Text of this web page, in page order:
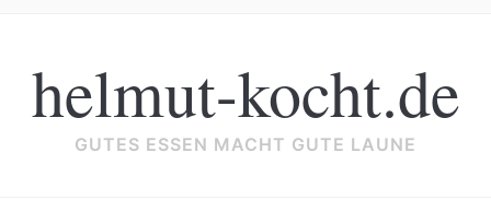
helmut-kocht.de
GUTES ESSEN MACHT GUTE LAUNE